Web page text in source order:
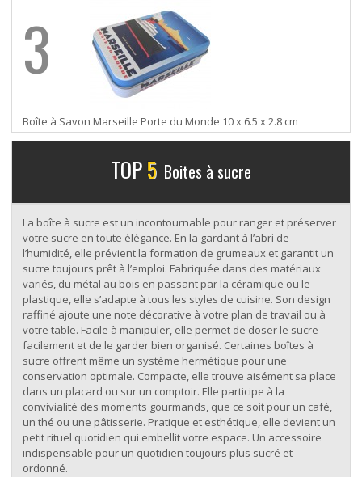
3
Boîte à Savon Marseille Porte du Monde 10 x 6.5 x 2.8 cm
TOP5 Boites à sucre
La boîte à sucre est un incontournable pour ranger et préserver
votre sucre en toute élégance. En la gardant à l’abri de
l’humidité, elle prévient la formation de grumeaux et garantit un
sucre toujours prêt à l’emploi. Fabriquée dans des matériaux
variés, du métal au bois en passant par la céramique ou le
plastique, elle s’adapte à tous les styles de cuisine. Son design
raffiné ajoute une note décorative à votre plan de travail ou à
votre table. Facile à manipuler, elle permet de doser le sucre
facilement et de le garder bien organisé. Certaines boîtes à
sucre offrent même un système hermétique pour une
conservation optimale. Compacte, elle trouve aisément sa place
dans un placard ou sur un comptoir. Elle participe à la
convivialité des moments gourmands, que ce soit pour un café,
un thé ou une pâtisserie. Pratique et esthétique, elle devient un
petit rituel quotidien qui embellit votre espace. Un accessoire
indispensable pour un quotidien toujours plus sucré et
ordonné.